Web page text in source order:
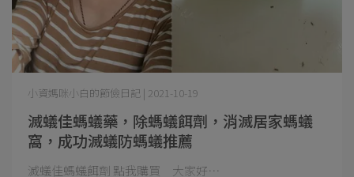
滅蟻佳螞蟻藥，除螞蟻餌劑，消滅居家螞蟻
窩，成功滅蟻防螞蟻推薦
小資媽咪小白的節儉日記 | 2021-10-19
滅蟻佳螞蟻餌劑 點我購買 大家好⋯